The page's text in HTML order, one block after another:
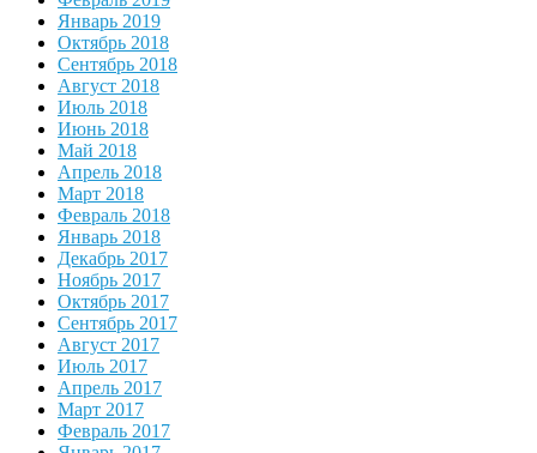
Январь 2019
Октябрь 2018
Сентябрь 2018
Август 2018
Июль 2018
Июнь 2018
Май 2018
Апрель 2018
Март 2018
Февраль 2018
Январь 2018
Декабрь 2017
Ноябрь 2017
Октябрь 2017
Сентябрь 2017
Август 2017
Июль 2017
Апрель 2017
Март 2017
Февраль 2017